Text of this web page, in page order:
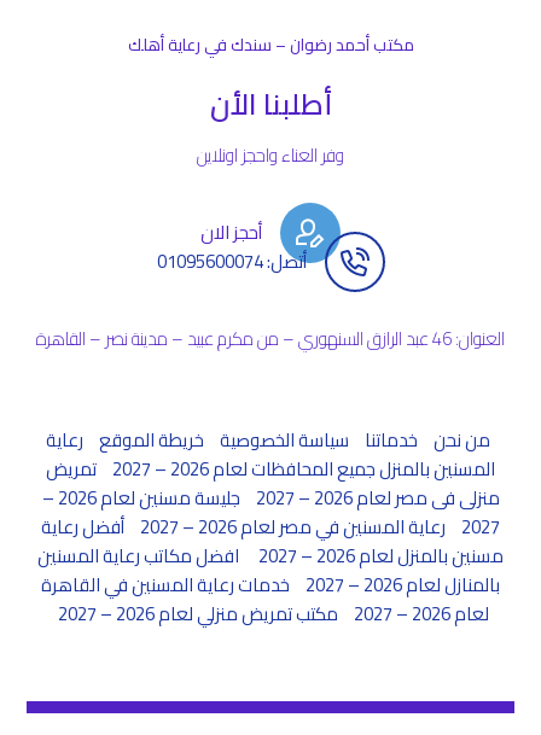
مكتب أحمد رضوان – سندك في رعاية أهلك
أطلبنا الأن
وفر العناء واحجز اونلاين
أحجز الان
أتصل: 01095600074
العنوان: 46 عبد الرازق السنهوري – من مكرم عبيد – مدينة نصر – القاهرة
من نحن خدماتنا سياسة الخصوصية خريطة الموقع رعاية
المسنين بالمنزل جميع المحافظات لعام 2026 – 2027
تمريض
منزلى فى مصر لعام 2026 – 2027
جليسة مسنين لعام 2026 –
2027 رعاية المسنين في مصر لعام 2026 – 2027
أفضل رعاية
مسنين بالمنزل لعام 2026 – 2027
افضل مكاتب رعاية المسنين
بالمنازل لعام 2026 – 2027
خدمات رعاية المسنين في القاهرة
لعام 2026 – 2027
مكتب تمريض منزلي لعام 2026 – 2027